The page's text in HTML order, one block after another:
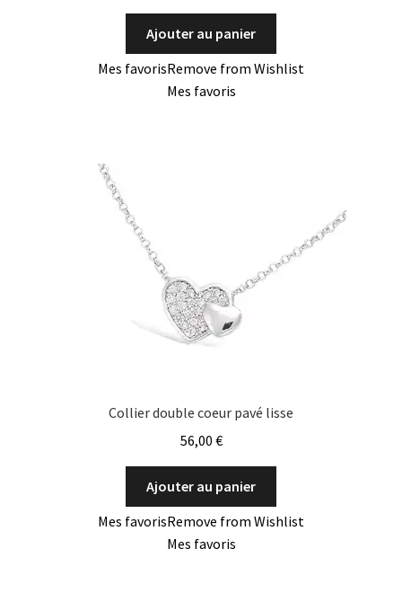
Ajouter au panier
Mes favorisRemove from Wishlist
Mes favoris
Collier double coeur pavé lisse
56,00 €
Ajouter au panier
Mes favorisRemove from Wishlist
Mes favoris